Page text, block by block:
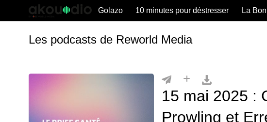
Golazo 10 minutes pour déstresser La
Les podcasts de Reworld Media
15 mai 2025 :
Prowling et